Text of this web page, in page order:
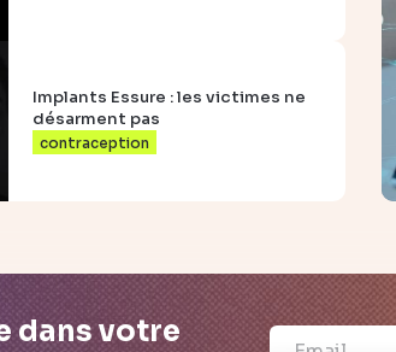
Implants Essure : les victimes ne
désarment pas
contraception
dans votre